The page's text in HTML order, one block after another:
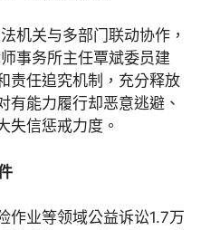
机关与多部门联动协作，
事务所主任覃斌委员建
责任追究机制，充分释放
有能力履行却恶意逃避、
失信惩戒力度。
作业等领域公益诉讼1.7万